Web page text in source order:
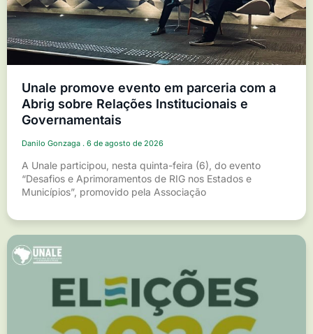
Unale promove evento em parceria com a
Abrig sobre Relações Institucionais e
Governamentais
Danilo Gonzaga 6 de agosto de 2026
A Unale participou, nesta quinta-feira (6), do evento
“Desafios e Aprimoramentos de RIG nos Estados e
Municípios”, promovido pela Associação